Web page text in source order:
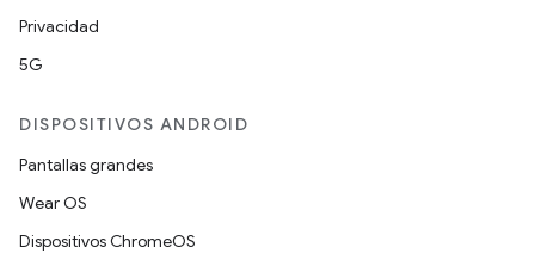
Privacidad
5G
DISPOSITIVOS ANDROID
Pantallas grandes
Wear OS
Dispositivos ChromeOS